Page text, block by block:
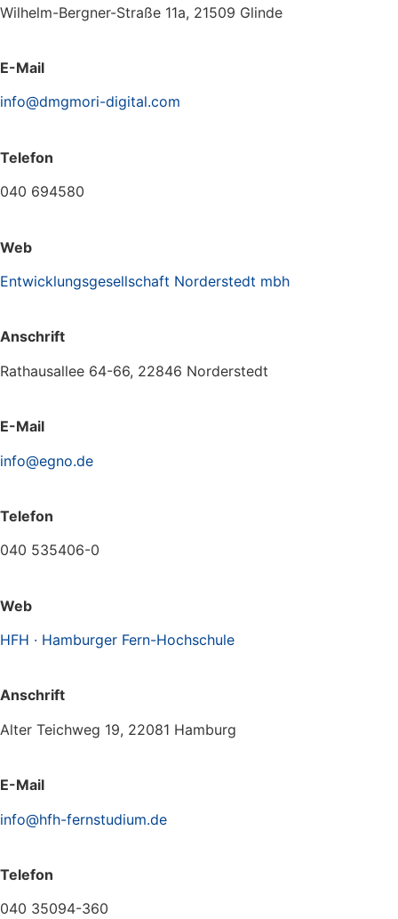
Wilhelm-Bergner-Straße 11a, 21509 Glinde
E-Mail
info@dmgmori-digital.com
Telefon
040 694580
Web
Entwicklungsgesellschaft Norderstedt mbh
Anschrift
Rathausallee 64-66, 22846 Norderstedt
E-Mail
info@egno.de
Telefon
040 535406-0
Web
HFH · Hamburger Fern-Hochschule
Anschrift
Alter Teichweg 19, 22081 Hamburg
E-Mail
info@hfh-fernstudium.de
Telefon
040 35094-360